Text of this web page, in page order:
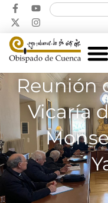
Reunión
Vicaría